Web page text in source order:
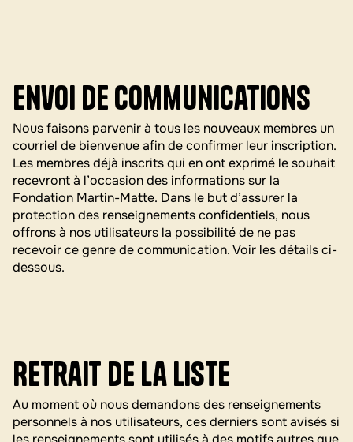
Envoi de communications
Nous faisons parvenir à tous les nouveaux membres un
courriel de bienvenue afin de confirmer leur inscription.
Les membres déjà inscrits qui en ont exprimé le souhait
recevront à l’occasion des informations sur la
Fondation Martin-Matte. Dans le but d’assurer la
protection des renseignements confidentiels, nous
offrons à nos utilisateurs la possibilité de ne pas
recevoir ce genre de communication. Voir les détails ci-
dessous.
Retrait de la liste
Au moment où nous demandons des renseignements
personnels à nos utilisateurs, ces derniers sont avisés si